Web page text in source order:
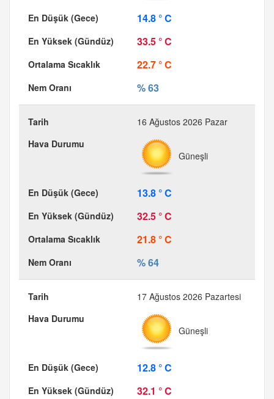
14.8 ° C
33.5 ° C
22.7 ° C
% 63
16 Ağustos 2026 Pazar
Güneşli
13.8 ° C
32.5 ° C
21.8 ° C
% 64
17 Ağustos 2026 Pazartesi
Güneşli
12.8 ° C
32.1 ° C